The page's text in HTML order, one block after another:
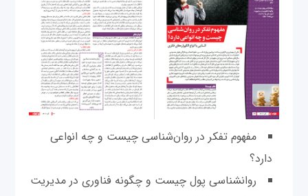
مفهوم تفکر در روان‌شناسی چیست و چه انواعی
دارد؟
روانشناسی پول چیست و چگونه فناوری در مدیریت